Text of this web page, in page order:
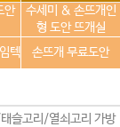
안
수세미 & 손뜨개인
형 도안 뜨개실
텍 손뜨개 무료도안
슬고리/열쇠고리 가방